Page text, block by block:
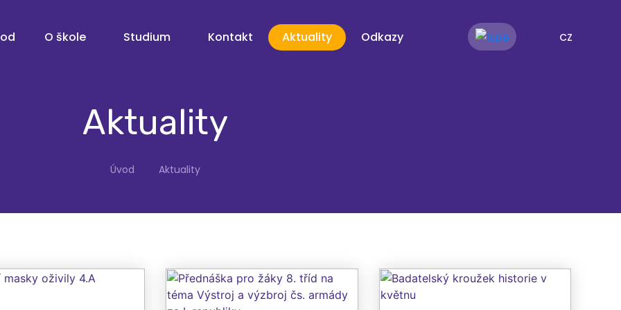
CZ
O škole Studium Kontakt Aktuality Odkazy
Aktuality
Úvod Aktuality